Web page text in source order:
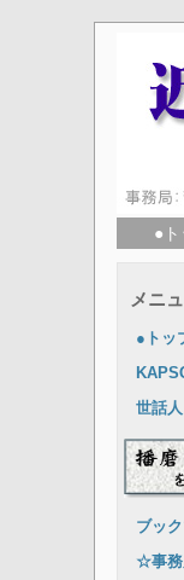
●
メニ
●トッ
世話人
ブッ
☆事務